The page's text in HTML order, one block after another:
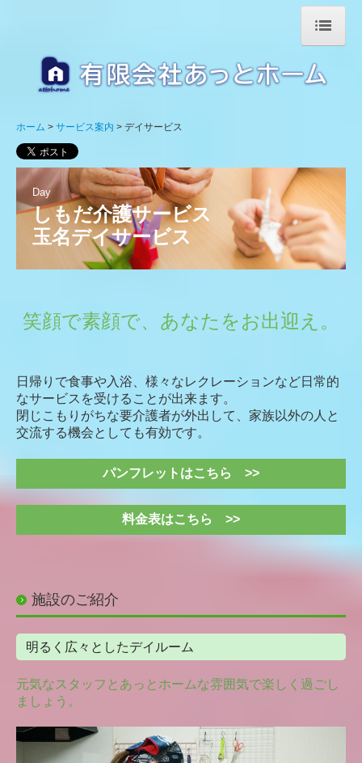
ホーム
私たちの理念
会社案内
サービス案内
セカンドビレッジ
ファーストビレッジ
ホームヘルパー
住宅改修サービス
交通案内
採用情報
ホーム サービス案内 デイサービス
Day
しもだ介護サービス
玉名デイサービス
笑顔で素顔で、あなたをお出迎え。
日帰りで食事や入浴、様々なレクレーションなど日常的
なサービスを受けることが出来ます。
閉じこもりがちな要介護者が外出して、家族以外の人と
交流する機会としても有効です。
パンフレットはこちら >>
料金表はこちら >>
施設のご紹介
明るく広々としたデイルーム
元気なスタッフとあっとホームな雰囲気で楽しく過ごし
ましょう。